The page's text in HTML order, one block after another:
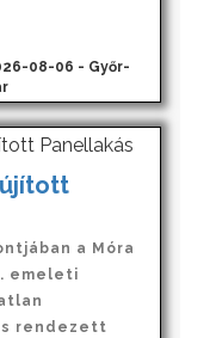
08-06 - Győr-
a Móra
emeleti
rendezett